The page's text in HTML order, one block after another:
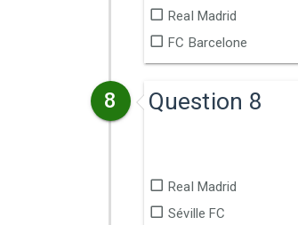
Real Madrid
FC Barcelone
8 Question 8
Real Madrid
Séville FC